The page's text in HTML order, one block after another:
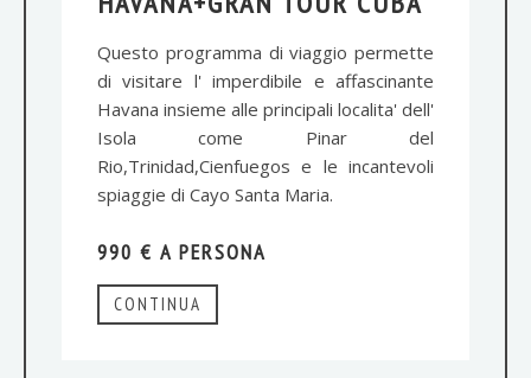
Questo programma di viaggio permette
di visitare l' imperdibile e affascinante
Havana insieme alle principali localita' dell'
Isola come Pinar del
Rio,Trinidad,Cienfuegos e le incantevoli
spiaggie di Cayo Santa Maria.
990 € A PERSONA
CONTINUA